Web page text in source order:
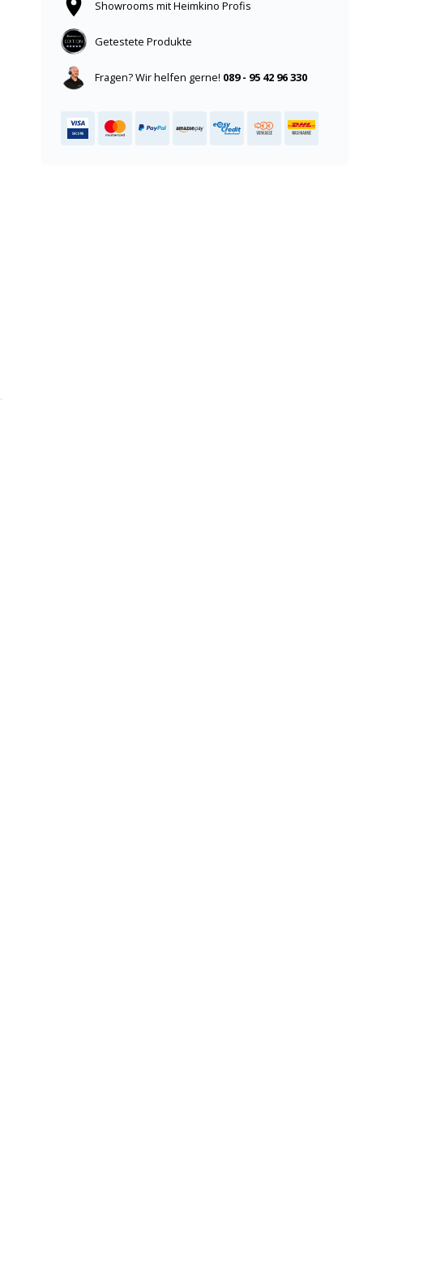
Showrooms mit Heimkino Profis
Getestete Produkte
Fragen? Wir helfen gerne! 089 - 95 42 96 330